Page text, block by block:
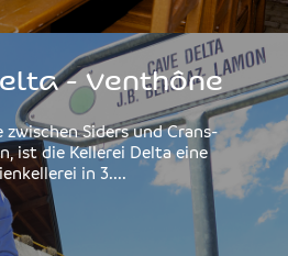
- Venthône
zwischen Siders und Crans-
ist die Kellerei Delta eine
in 3....